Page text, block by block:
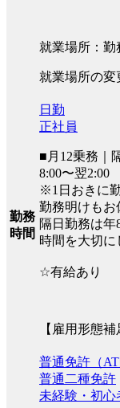
就業場所：勤
就業場所の
勤務
時間
日勤
正社員
■月12乗務｜
8:00〜翌2:00
※1日おきに
勤務明けもお
隔日勤務は
時間を大切に
☆有給あり
【雇用形態
普通免許（AT
普通二種免許
未経験・初心